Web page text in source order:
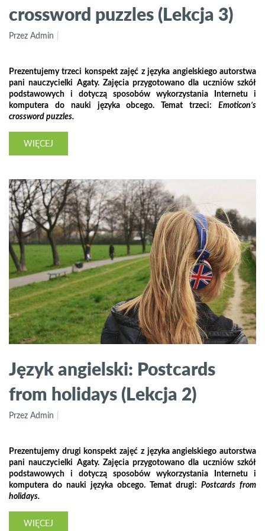
crossword puzzles (Lekcja 3)
Przez Admin
Prezentujemy trzeci konspekt zajęć z języka angielskiego autorstwa
pani nauczycielki Agaty. Zajęcia przygotowano dla uczniów szkół
podstawowych i dotyczą sposobów wykorzystania Internetu i
komputera do nauki języka obcego. Temat trzeci: Emoticon’s
crossword puzzles.
WIĘCEJ
Język angielski: Postcards
from holidays (Lekcja 2)
Przez Admin
Prezentujemy drugi konspekt zajęć z języka angielskiego autorstwa
pani nauczycielki Agaty. Zajęcia przygotowano dla uczniów szkół
podstawowych i dotyczą sposobów wykorzystania Internetu i
komputera do nauki języka obcego. Temat drugi: Postcards from
holidays.
WIĘCEJ